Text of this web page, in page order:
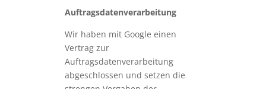
Auftragsdatenverarbeitung
Wir haben mit Google einen
Vertrag zur
Auftragsdatenverarbeitung
abgeschlossen und setzen die